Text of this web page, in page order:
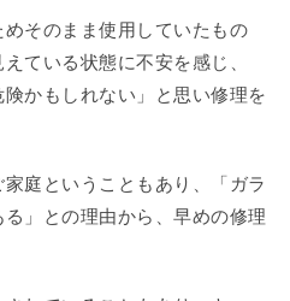
そのまま使用していたもの
ている状態に不安を感じ、
険かもしれない」と思い修理を
庭ということもあり、「ガラ
」との理由から、早めの修理